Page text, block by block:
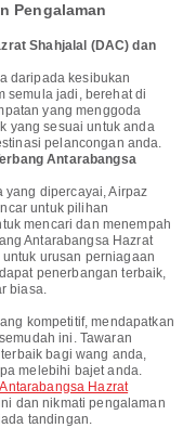
Pengalaman
Shahjalal (DAC) dan
daripada kesibukan
semula jadi, berehat di
yang menggoda
yang sesuai untuk anda
pelancongan anda.
Antarabangsa
dipercayai, Airpaz
untuk pilihan
mencari dan menempah
Antarabangsa Hazrat
urusan perniagaan
penerbangan terbaik,
biasa.
kompetitif, mendapatkan
ini. Tawaran
bagi wang anda,
melebihi bajet anda.
Hazrat
dan nikmati pengalaman
tandingan.